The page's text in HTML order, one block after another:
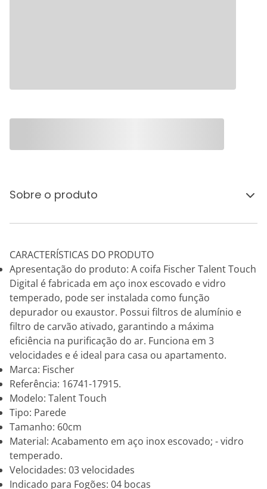
Sobre o produto
CARACTERÍSTICAS DO PRODUTO
Apresentação do produto: A coifa Fischer Talent Touch
Digital é fabricada em aço inox escovado e vidro
temperado, pode ser instalada como função
depurador ou exaustor. Possui filtros de alumínio e
filtro de carvão ativado, garantindo a máxima
eficiência na purificação do ar. Funciona em 3
velocidades e é ideal para casa ou apartamento.
Marca: Fischer
Referência: 16741-17915.
Modelo: Talent Touch
Tipo: Parede
Tamanho: 60cm
Material: Acabamento em aço inox escovado; - vidro
temperado.
Velocidades: 03 velocidades
Indicado para Fogões: 04 bocas